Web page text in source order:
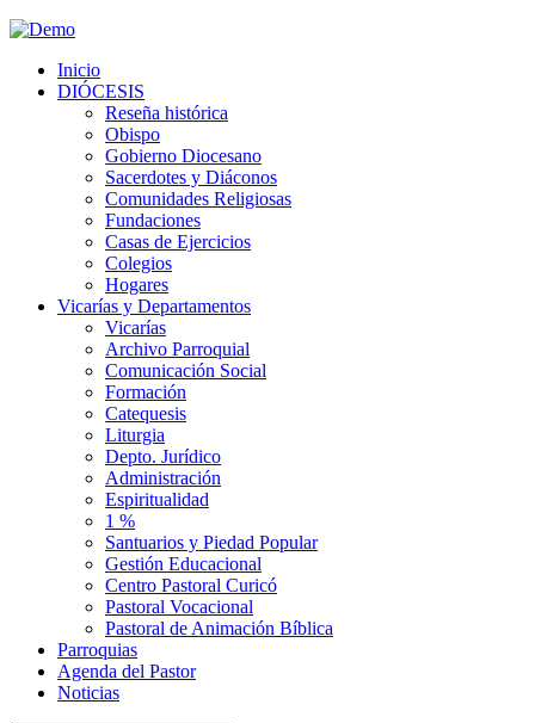
Inicio
DIÓCESIS
Reseña histórica
Obispo
Gobierno Diocesano
Sacerdotes y Diáconos
Comunidades Religiosas
Fundaciones
Casas de Ejercicios
Colegios
Hogares
Vicarías y Departamentos
Vicarías
Archivo Parroquial
Comunicación Social
Formación
Catequesis
Liturgia
Depto. Jurídico
Administración
Espiritualidad
1 %
Santuarios y Piedad Popular
Gestión Educacional
Centro Pastoral Curicó
Pastoral Vocacional
Pastoral de Animación Bíblica
Parroquias
Agenda del Pastor
Noticias